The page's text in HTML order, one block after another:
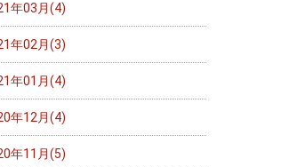
年03月(4)
年02月(3)
年01月(4)
年12月(4)
年11月(5)